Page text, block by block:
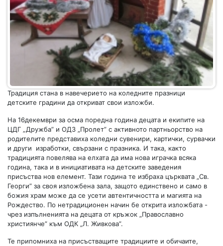
Традиция стана в навечерието на коледните празници
детските градини да откриват свои изложби.
На 16декември за осма поредна година децата и екипите на
ЦДГ „Дружба” и ОДЗ „Пролет” с активното партньорство на
родителите представиха коледни сувенири, картички, сурвачки
и други изработки, свързани с празника. И така, както
традицията повелява на елхата да има нова играчка всяка
година, така и в инициативата на детските заведения
присъства нов елемент. Тази година те избраха църквата „Св.
Георги” за своя изложбена зала, защото единствено и само в
божия храм може да се усети автентичността и магията на
Рождество. По нетрадиционен начин бе открита изложбата -
чрез изпълненията на децата от кръжок „Православно
християнче” към ОДК „Л. Живкова”.
Те припомниха на присъстващите традициите и обичаите,